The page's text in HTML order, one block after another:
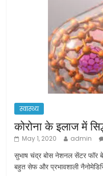
स्वास्थ्य
कोरोना के इलाज में
May 1, 2020 admin
सुभाष चंद्र बोस नेशनल सेंटर फॉर
बहुत सेफ और प्रभावशाली